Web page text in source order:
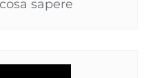
sapere